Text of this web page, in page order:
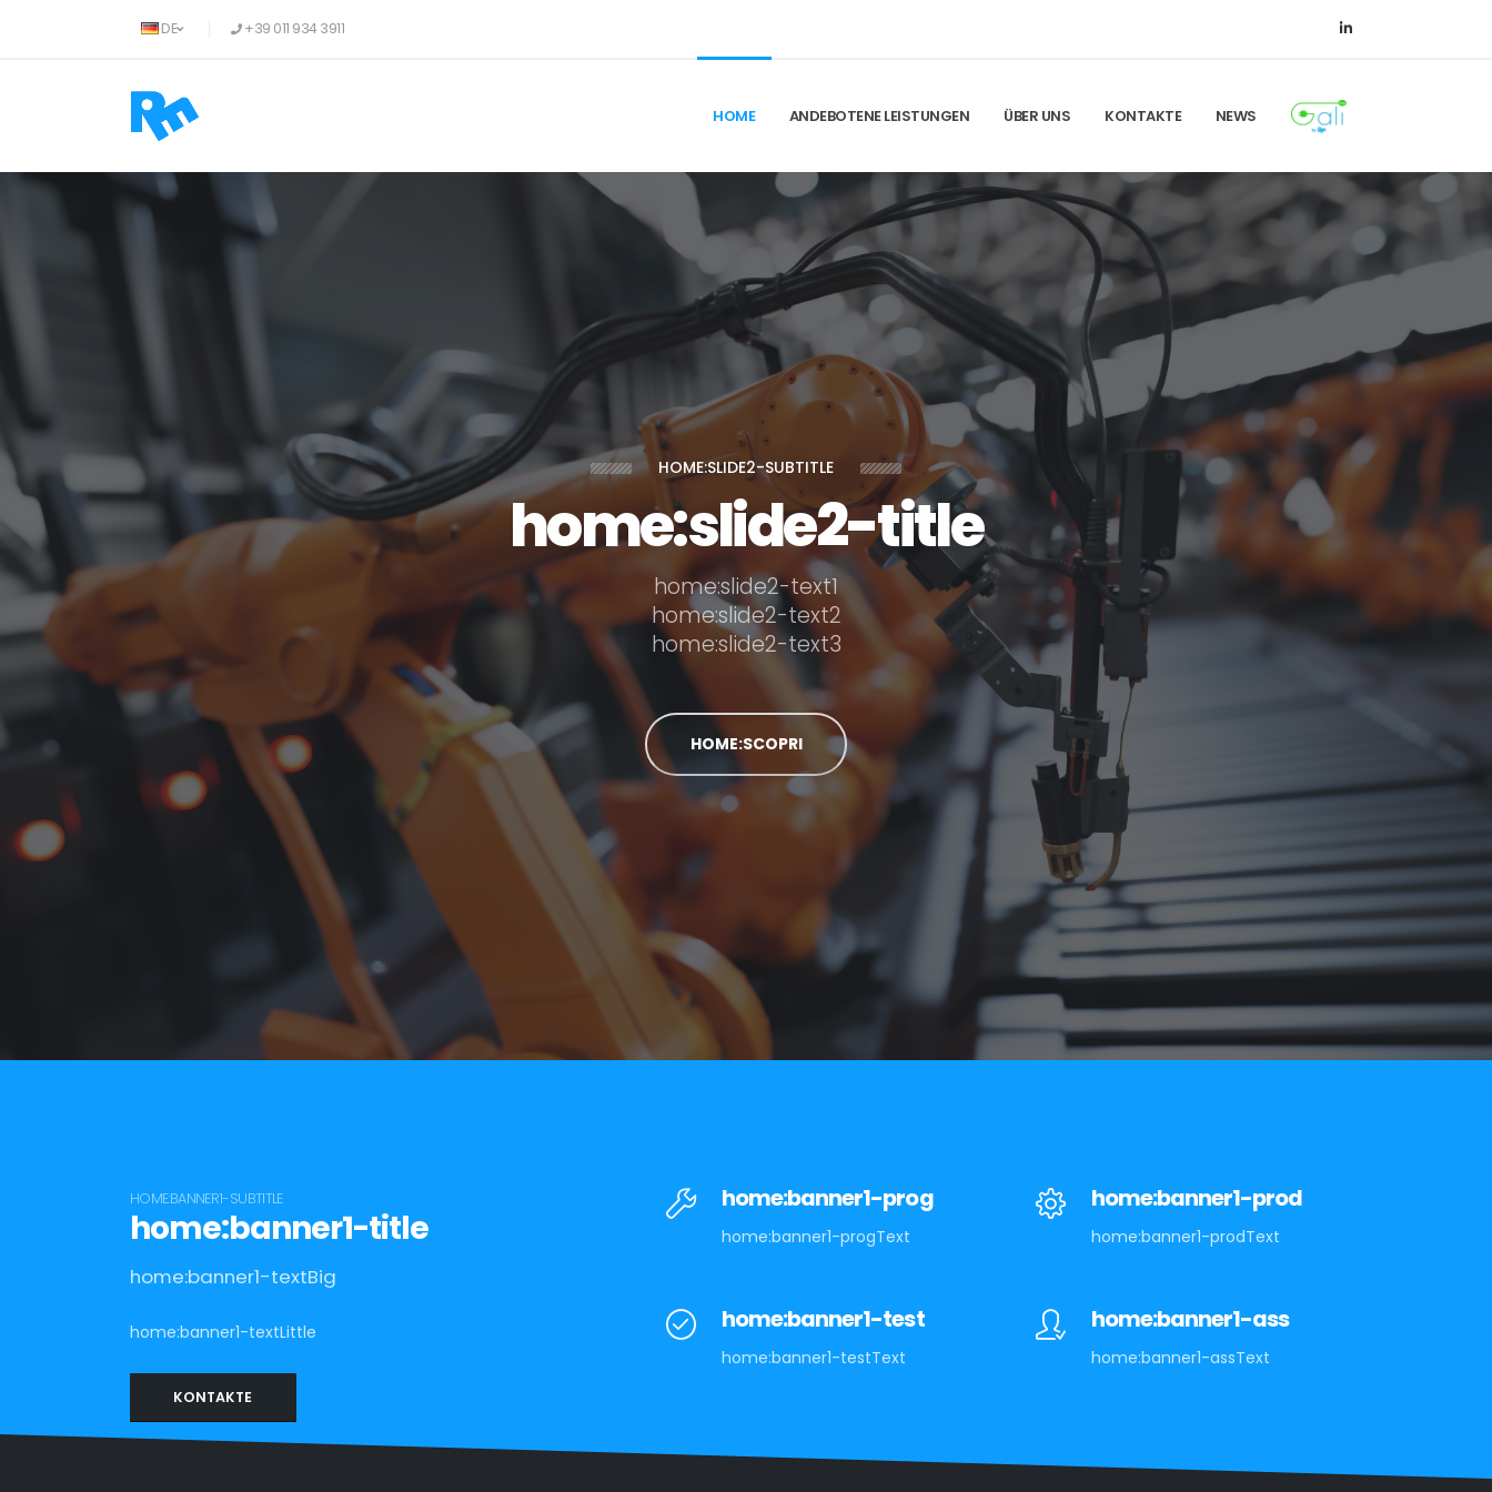
DE +39 011 934 3911
HOME ANDEBOTENE LEISTUNGEN ÜBER UNS KONTAKTE NEWS
HOME:SLIDE2-SUBTITLE
home:slide2-title
home:slide2-text1
home:slide2-text2
home:slide2-text3
HOME:SCOPRI
HOME:BANNER1-SUBTITLE
home:banner1-title
home:banner1-textBig
home:banner1-textLittle
KONTAKTE
home:banner1-prog
home:banner1-progText
home:banner1-prod
home:banner1-prodText
home:banner1-test
home:banner1-testText
home:banner1-ass
home:banner1-assText